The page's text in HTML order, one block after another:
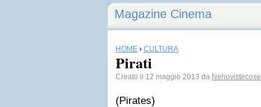
Magazine Cinema
HOME › CULTURA
Pirati
Creato il 12 maggio 2013 da Nehovistecose
(Pirates)